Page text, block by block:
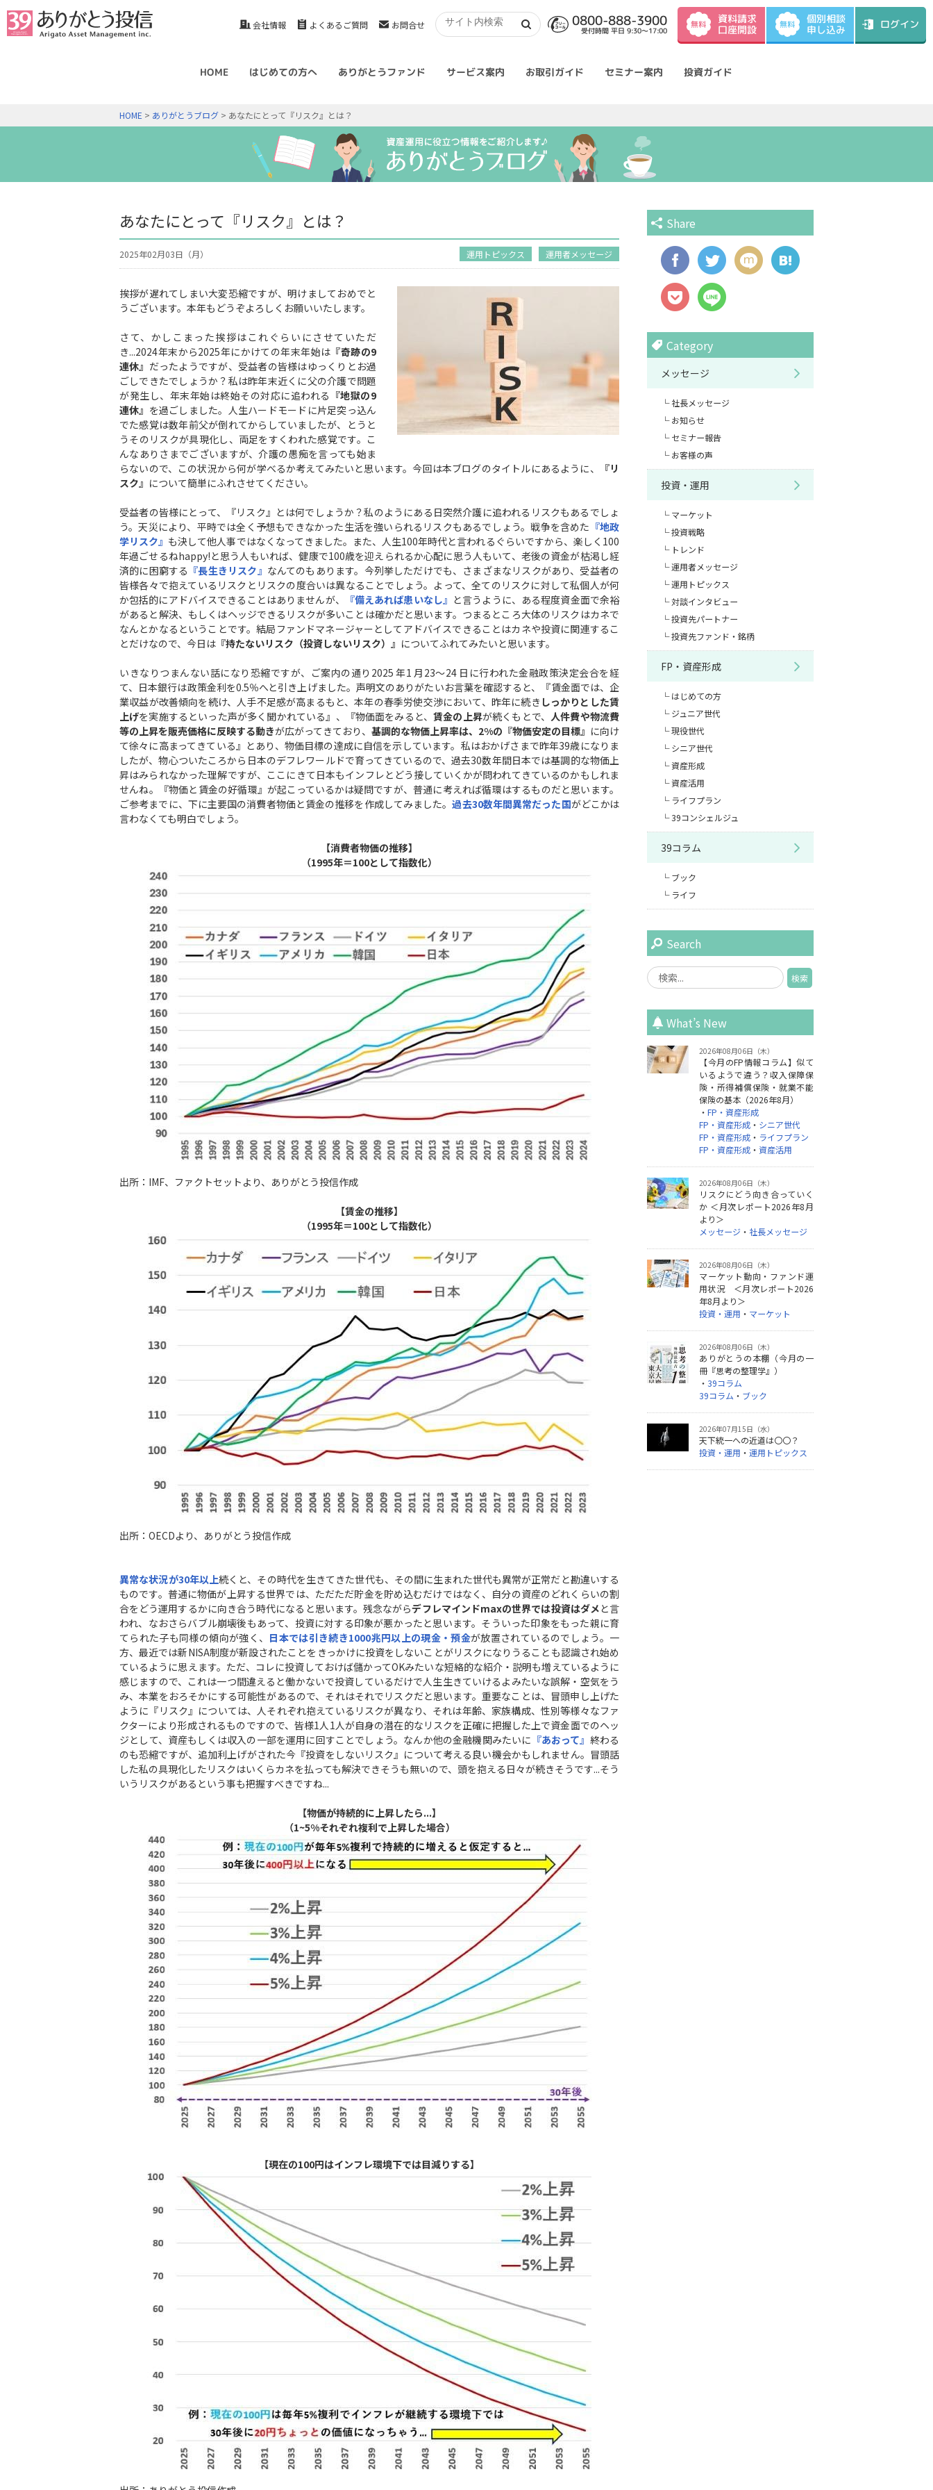
会社情報 よくあるご質問 お問合せ 0800-888-3900
受付時間 平日 9:30～17:00
無料 資料請求
口座開設 無料 個別相談
申し込み ログイン
HOME はじめての方へ ありがとうファンド サービス案内 お取引ガイド セミナー案内 投資ガイド
HOME > ありがとうブログ > あなたにとって『リスク』とは？
あなたにとって『リスク』とは？
2025年02月03日（月） 運用トピックス 運用者メッセージ
挨拶が遅れてしまい大変恐縮ですが、明けましておめでと
うございます。本年もどうぞよろしくお願いいたします。
さて、かしこまった挨拶はこれぐらいにさせていただ
き...2024年末から2025年にかけての年末年始は 『奇跡の9
連休』 だったようですが、受益者の皆様はゆっくりとお過
ごしできたでしょうか？私は昨年末近くに父の介護で問題
が発生し、年末年始は終始その対応に追われる 『地獄の9
連休』 を過ごしました。人生ハードモードに片足突っ込ん
でた感覚は数年前父が倒れてからしていましたが、とうと
うそのリスクが具現化し、両足をすくわれた感覚です。こ
んなありさまでございますが、介護の愚痴を言っても始ま
らないので、この状況から何が学べるか考えてみたいと思います。今回は本ブログのタイトルにあるように、
『リ
スク』 について簡単にふれさせてください。
受益者の皆様にとって、『リスク』とは何でしょうか？私のようにある日突然介護に追われるリスクもあるでしょ
う。天災により、平時では全く予想もできなかった生活を強いられるリスクもあるでしょう。戦争を含めた 『地政
学リスク』 も決して他人事ではなくなってきました。また、人生100年時代と言われるぐらいですから、楽しく100
年過ごせるねhappy!と思う人もいれば、健康で100歳を迎えられるか心配に思う人もいて、老後の資金が枯渇し経
済的に困窮する 『長生きリスク』 なんてのもあります。今列挙しただけでも、さまざまなリスクがあり、受益者の
皆様各々で抱えているリスクとリスクの度合いは異なることでしょう。よって、全てのリスクに対して私個人が何
か包括的にアドバイスできることはありませんが、
『備えあれば患いなし』 と言うように、ある程度資金面で余裕
があると解決、もしくはヘッジできるリスクが多いことは確かだと思います。つまるところ大体のリスクはカネで
なんとかなるということです。結局ファンドマネージャーとしてアドバイスできることはカネや投資に関連するこ
とだけなので、今日は 『持たないリスク（投資しないリスク）』 についてふれてみたいと思います。
いきなりつまんない話になり恐縮ですが、ご案内の通り2025 年1 月23～24 日に行われた金融政策決定会合を経
て、日本銀行は政策金利を0.5％へと引き上げました。声明文のありがたいお言葉を確認すると、『賃金面では、企
業収益が改善傾向を続け、人手不足感が高まるもと、本年の春季労使交渉において、昨年に続き しっかりとした賃
上げを実施するといった声が多く聞かれている』、『物価面をみると、賃金の上昇が続くもとで、人件費や物流費
等の上昇を販売価格に反映する動きが広がってきており、 基調的な物価上昇率は、2%の『物価安定の目標』 に向け
て徐々に高まってきている』とあり、物価目標の達成に自信を示しています。私はおかげさまで昨年39歳になりま
したが、物心ついたころから日本のデフレワールドで育ってきているので、過去30数年間日本では基調的な物価上
昇はみられなかった理解ですが、ここにきて日本もインフレとどう接していくかが問われてきているのかもしれま
せんね。『物価と賃金の好循環』が起こっているかは疑問ですが、普通に考えれば循環はするものだと思います。
ご参考までに、下に主要国の消費者物価と賃金の推移を作成してみました。過去30数年間異常だった国がどこかは
言わなくても明白でしょう。
【消費者物価の推移】
（1995年＝100として指数化）
出所：IMF、ファクトセットより、ありがとう投信作成
【賃金の推移】
（1995年＝100として指数化）
出所：OECDより、ありがとう投信作成
異常な状況が30年以上続くと、その時代を生きてきた世代も、その間に生まれた世代も異常が正常だと勘違いする
ものです。普通に物価が上昇する世界では、ただただ貯金を貯め込むだけではなく、自分の資産のどれくらいの割
合をどう運用するかに向き合う時代になると思います。残念ながらデフレマインドmaxの世界では投資はダメと言
われ、なおさらバブル崩壊後もあって、投資に対する印象が悪かったと思います。そういった印象をもった親に育
てられた子も同様の傾向が強く、 日本では引き続き1000兆円以上の現金・預金が放置されているのでしょう。一
方、最近では新NISA制度が新設されたことをきっかけに投資をしないことがリスクになりうることも認識され始め
ているように思えます。ただ、コレに投資しておけば儲かってOKみたいな短絡的な紹介・説明も増えているように
感じますので、これは一つ間違えると働かないで投資しているだけで人生生きていけるよみたいな誤解・空気をう
み、本業をおろそかにする可能性があるので、それはそれでリスクだと思います。重要なことは、冒頭申し上げた
ように『リスク』については、人それぞれ抱えているリスクが異なり、それは年齢、家族構成、性別等様々なファ
クターにより形成されるものですので、皆様1人1人が自身の潜在的なリスクを正確に把握した上で資金面でのヘッ
ジとして、資産もしくは収入の一部を運用に回すことでしょう。なんか他の金融機関みたいに 『あおって』 終わる
のも恐縮ですが、追加利上げがされた今『投資をしないリスク』について考える良い機会かもしれません。冒頭話
した私の具現化したリスクはいくらカネを払っても解決できそうも無いので、頭を抱える日々が続きそうです...そう
いうリスクがあるという事も把握すべきですね...
【物価が持続的に上昇したら...】
（1~5%それぞれ複利で上昇した場合）
【現在の100円はインフレ環境下では目減りする】
Share
Category
メッセージ
社長メッセージ
お知らせ
セミナー報告
お客様の声
投資・運用
マーケット
投資戦略
トレンド
運用者メッセージ
運用トピックス
対談インタビュー
投資先パートナー
投資先ファンド・銘柄
FP・資産形成
はじめての方
ジュニア世代
現役世代
シニア世代
資産形成
資産活用
ライフプラン
39コンシェルジュ
39コラム
ブック
ライフ
Search
What’s New
2026年08月06日（木）
【今月のFP情報コラム】似て
いるようで違う？収入保障保
険・所得補償保険・就業不能
保険の基本（2026年8月）
・ FP・資産形成
FP・資産形成 ・ シニア世代
FP・資産形成 ・ ライフプラン
FP・資産形成 ・ 資産活用
2026年08月06日（木）
リスクにどう向き合っていく
か ＜月次レポート2026年8月
より＞
メッセージ ・ 社長メッセージ
2026年08月06日（木）
マーケット動向・ファンド運
用状況 ＜月次レポート2026
年8月より＞
投資・運用 ・ マーケット
2026年08月06日（木）
ありがとうの本棚（今月の一
冊『思考の整理学』）
・ 39コラム
39コラム ・ ブック
2026年07月15日（水）
天下統一への近道は〇〇？
投資・運用 ・ 運用トピックス